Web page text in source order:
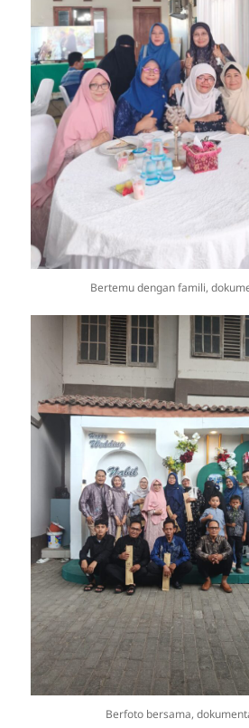
Bertemu dengan famili,
Berfoto bersama,